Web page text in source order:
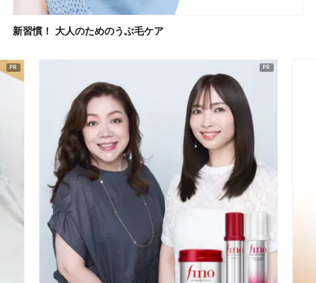
新習慣！ 大人のためのうぶ毛ケア